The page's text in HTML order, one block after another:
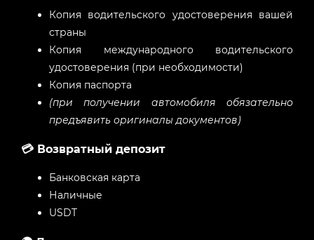
Копия водительского удостоверения вашей
страны
Копия международного водительского
удостоверения (при необходимости)
Копия паспорта
(при получении автомобиля обязательно
предъявить оригиналы документов)
💳 Возвратный депозит
Банковская карта
Наличные
USDT